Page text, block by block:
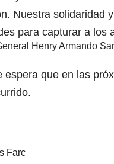
Nuestra solidaridad
para capturar a los
Henry Armando
espera que en las
Farc